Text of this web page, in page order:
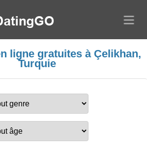
ligne gratuites à Çelikhan,
Turquie